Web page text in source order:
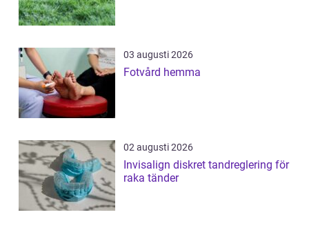
03 augusti 2026
Fotvård hemma
02 augusti 2026
Invisalign diskret tandreglering för
raka tänder